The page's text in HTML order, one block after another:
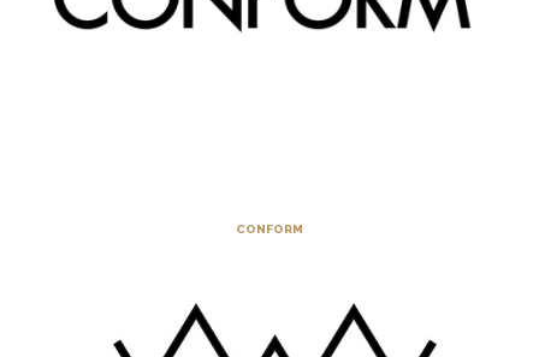
CONFORM